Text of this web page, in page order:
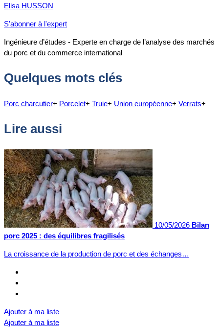
Elisa HUSSON
S'abonner à l'expert
Ingénieure d’études - Experte en charge de l’analyse des marchés
du porc et du commerce international
Quelques mots clés
Porc charcutier+ Porcelet+ Truie+ Union européenne+ Verrats+
Lire aussi
10/05/2026 Bilan
porc 2025 : des équilibres fragilisés
La croissance de la production de porc et des échanges…
Ajouter à ma liste
Ajouter à ma liste